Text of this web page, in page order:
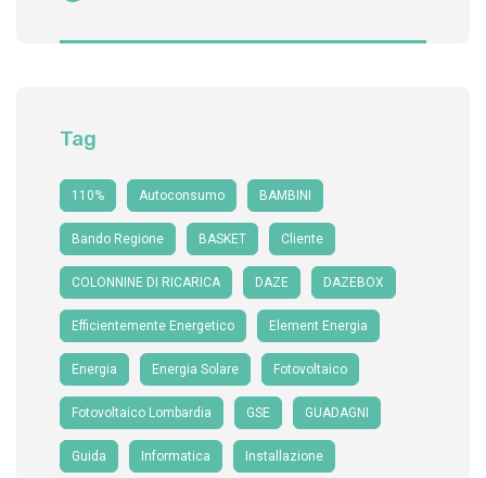
Tag
110% Autoconsumo BAMBINI
Bando Regione BASKET Cliente
COLONNINE DI RICARICA DAZE DAZEBOX
Efficientemente Energetico Element Energia
Energia Energia Solare Fotovoltaico
Fotovoltaico Lombardia GSE GUADAGNI
Guida Informatica Installazione